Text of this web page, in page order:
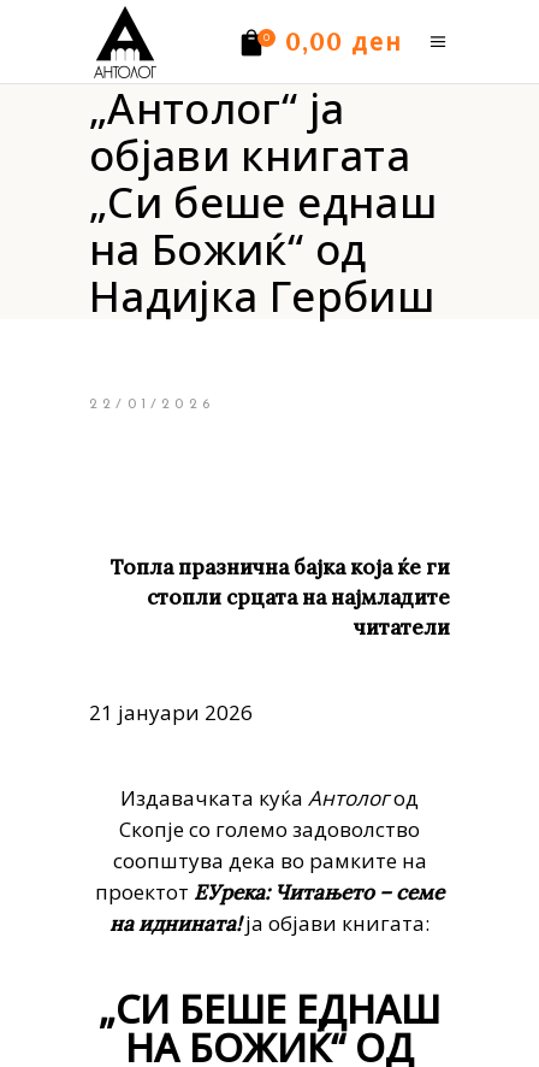
0 0,00 ден
Нема производи.
„Антолог“ ја
објави книгата
„Си беше еднаш
на Божиќ“ од
Надијка Гербиш
22/01/2026
Топла празнична бајка којаќе ги
стопли срцата на најмладите
читатели
21 јануари 2026
Издавачката куќа Антологод
Скопје со големо задоволство
соопштува дека во рамките на
проектот ЕУрека: Читањето – семе
на иднината!ја објави книгата:
„СИ БЕШЕ ЕДНАШ
НА БОЖИЌ“ ОД